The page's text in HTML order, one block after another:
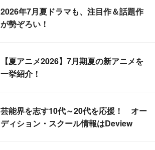
2026年7月夏ドラマも、注目作＆話題作
が勢ぞろい！
【夏アニメ2026】7月期夏の新アニメを
一挙紹介！
芸能界を志す10代～20代を応援！ オー
ディション・スクール情報はDeview